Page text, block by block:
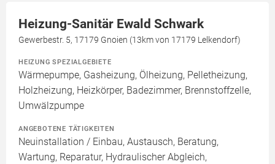
Heizung-Sanitär Ewald Schwark
Gewerbestr. 5, 17179 Gnoien (13km von 17179 Lelkendorf)
HEIZUNG SPEZIALGEBIETE
Wärmepumpe, Gasheizung, Ölheizung, Pelletheizung,
Holzheizung, Heizkörper, Badezimmer, Brennstoffzelle,
Umwälzpumpe
ANGEBOTENE TÄTIGKEITEN
Neuinstallation / Einbau, Austausch, Beratung,
Wartung, Reparatur, Hydraulischer Abgleich,